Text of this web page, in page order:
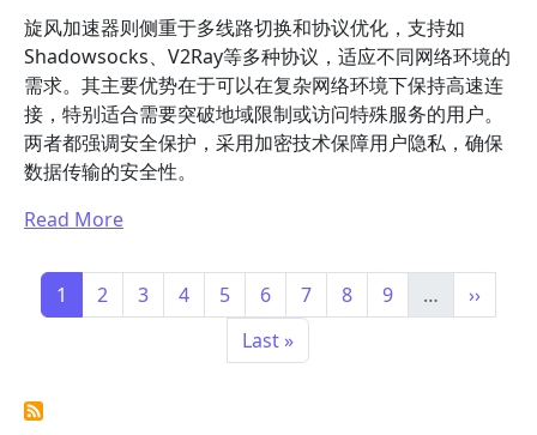
旋风加速器则侧重于多线路切换和协议优化，支持如
Shadowsocks、V2Ray等多种协议，适应不同网络环境的
需求。其主要优势在于可以在复杂网络环境下保持高速连
接，特别适合需要突破地域限制或访问特殊服务的用户。
两者都强调安全保护，采用加密技术保障用户隐私，确保
数据传输的安全性。
Read More
Pagination
Page
1 Page
2 Page
3 Page
4 Page
5 Page
6 Page
7 Page
8 Page
9 … Next
››
Last page
Last »